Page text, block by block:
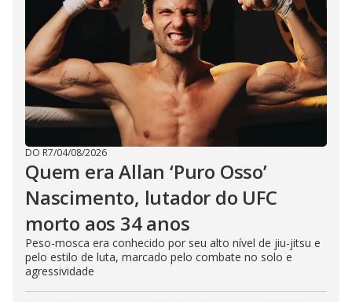
DO R7/04/08/2026
Quem era Allan ‘Puro Osso’
Nascimento, lutador do UFC
morto aos 34 anos
Peso-mosca era conhecido por seu alto nível de jiu-jitsu e
pelo estilo de luta, marcado pelo combate no solo e
agressividade